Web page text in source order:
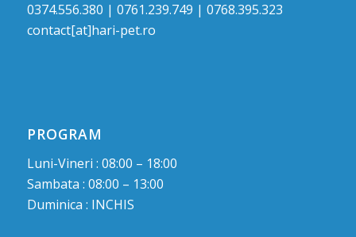
0374.556.380 | 0761.239.749 | 0768.395.323
contact[at]hari-pet.ro
PROGRAM
Luni-Vineri : 08:00 – 18:00
Sambata : 08:00 – 13:00
Duminica : INCHIS